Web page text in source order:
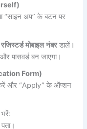
“साइन अप” के बटन पर
रजिस्टर्ड मोबाइल नंबरडालें।
पासवर्ड बन जाएगा।
Form)
और “Apply” के ऑप्शन
भरें: